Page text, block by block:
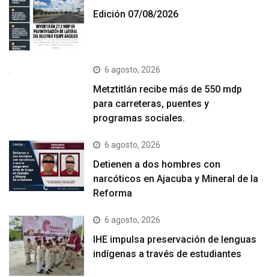
Edición 07/08/2026
6 agosto, 2026
Metztitlán recibe más de 550 mdp
para carreteras, puentes y
programas sociales.
6 agosto, 2026
Detienen a dos hombres con
narcóticos en Ajacuba y Mineral de la
Reforma
6 agosto, 2026
IHE impulsa preservación de lenguas
indígenas a través de estudiantes